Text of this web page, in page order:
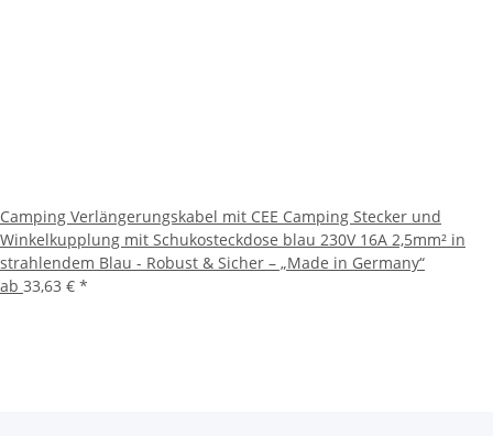
Camping Verlängerungskabel mit CEE Camping Stecker und
Winkelkupplung mit Schukosteckdose blau 230V 16A 2,5mm² in
strahlendem Blau - Robust & Sicher – „Made in Germany“
ab 33,63 € *